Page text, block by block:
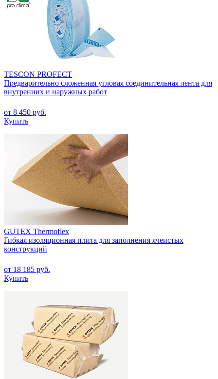
TESCON PROFECT
Предварительно сложенная угловая соединительная лента для
внутренних и наружных работ
от 8 450 руб.
Купить
GUTEX Thermoflex
Гибкая изоляционная плита для заполнения ячеистых
конструкций
от 18 185 руб.
Купить